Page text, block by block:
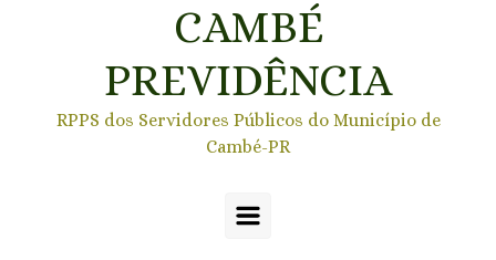
CAMBÉ
PREVIDÊNCIA
RPPS dos Servidores Públicos do Município de
Cambé-PR